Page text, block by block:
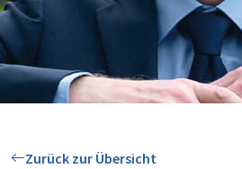
Zurück zur Übersicht